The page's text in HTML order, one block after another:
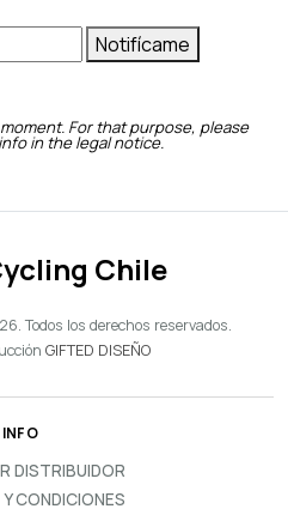
Notifícame
For that purpose, please
in the legal notice.
Chile
Todos los derechos reservados.
GIFTED DISEÑO
INFO
DISTRIBUIDOR
CONDICIONES